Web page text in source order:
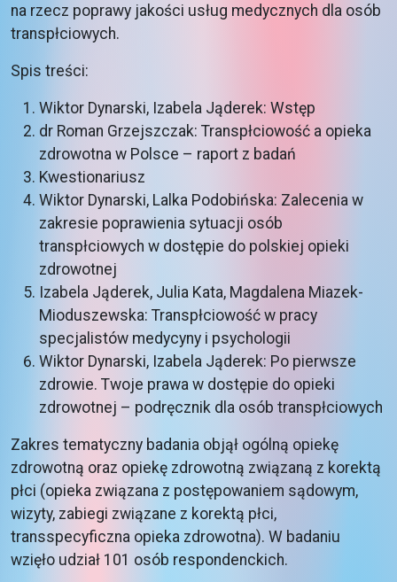
na rzecz poprawy jakości usług medycznych dla osób
transpłciowych.
Spis treści:
Wiktor Dynarski, Izabela Jąderek: Wstęp
dr Roman Grzejszczak: Transpłciowość a opieka
zdrowotna w Polsce – raport z badań
Kwestionariusz
Wiktor Dynarski, Lalka Podobińska: Zalecenia w
zakresie poprawienia sytuacji osób
transpłciowych w dostępie do polskiej opieki
zdrowotnej
Izabela Jąderek, Julia Kata, Magdalena Miazek-
Mioduszewska: Transpłciowość w pracy
specjalistów medycyny i psychologii
Wiktor Dynarski, Izabela Jąderek: Po pierwsze
zdrowie. Twoje prawa w dostępie do opieki
zdrowotnej – podręcznik dla osób transpłciowych
Zakres tematyczny badania objął ogólną opiekę
zdrowotną oraz opiekę zdrowotną związaną z korektą
płci (opieka związana z postępowaniem sądowym,
wizyty, zabiegi związane z korektą płci,
transspecyficzna opieka zdrowotna). W badaniu
wzięło udział 101 osób respondenckich.